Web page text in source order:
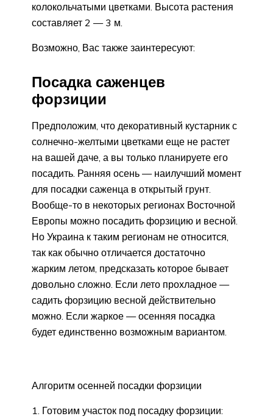
колокольчатыми цветками. Высота растения
составляет 2 — 3 м.
Возможно, Вас также заинтересуют:
Посадка саженцев
форзиции
Предположим, что декоративный кустарник с
солнечно-желтыми цветками еще не растет
на вашей даче, а вы только планируете его
посадить. Ранняя осень — наилучший момент
для посадки саженца в открытый грунт.
Вообще-то в некоторых регионах Восточной
Европы можно посадить форзицию и весной.
Но Украина к таким регионам не относится,
так как обычно отличается достаточно
жарким летом, предсказать которое бывает
довольно сложно. Если лето прохладное —
садить форзицию весной действительно
можно. Если жаркое — осенняя посадка
будет единственно возможным вариантом.
Алгоритм осенней посадки форзиции
Готовим участок под посадку форзиции: